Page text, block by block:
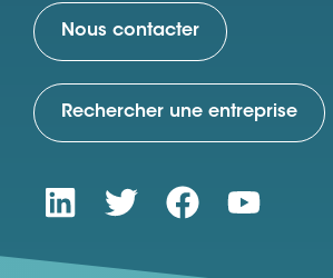
Nous contacter
Rechercher une entreprise